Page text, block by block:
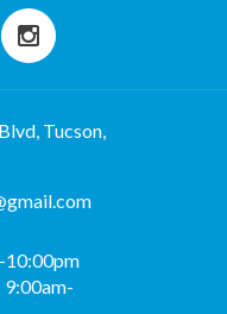
Tucson,
10:00pm